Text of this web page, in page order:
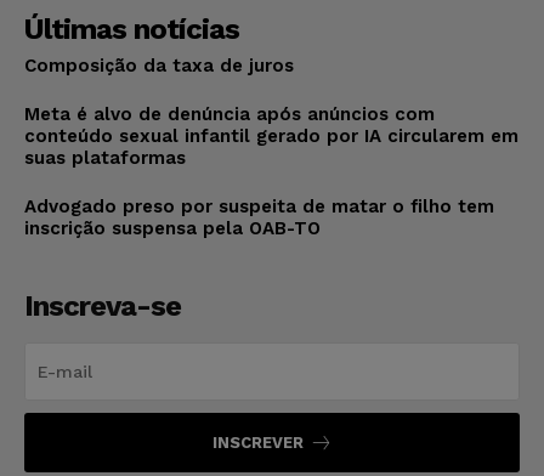
Últimas notícias
Composição da taxa de juros
Meta é alvo de denúncia após anúncios com
conteúdo sexual infantil gerado por IA circularem em
suas plataformas
Advogado preso por suspeita de matar o filho tem
inscrição suspensa pela OAB-TO
Inscreva-se
INSCREVER